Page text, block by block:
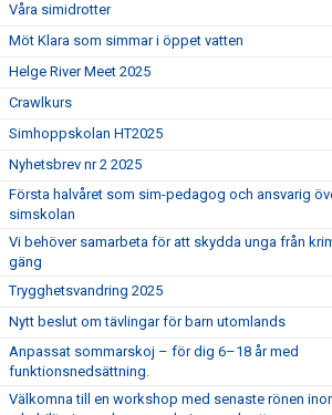
Våra simidrotter
Möt Klara som simmar i öppet vatten
Helge River Meet 2025
Crawlkurs
Simhoppskolan HT2025
Nyhetsbrev nr 2 2025
Första halvåret som sim-pedagog och ansvarig
simskolan
Vi behöver samarbeta för att skydda unga från
gäng
Trygghetsvandring 2025
Nytt beslut om tävlingar för barn utomlands
Anpassat sommarskoj – för dig 6–18 år med
funktionsnedsättning.
Välkomna till en workshop med senaste rönen